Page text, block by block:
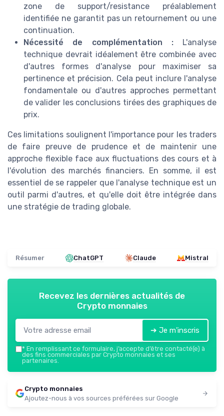
zone de support/resistance préalablement
identifiée ne garantit pas un retournement ou une
continuation.
Nécessité de complémentation :L'analyse
technique devrait idéalement être combinée avec
d'autres formes d'analyse pour maximiser sa
pertinence et précision. Cela peut inclure l'analyse
fondamentale ou d'autres approches permettant
de valider les conclusions tirées des graphiques de
prix.
Ces limitations soulignent l'importance pour les traders
de faire preuve de prudence et de maintenir une
approche flexible face aux fluctuations des cours et à
l'évolution des marchés financiers. En somme, il est
essentiel de se rappeler que l'analyse technique est un
outil parmi d'autres, et qu'elle doit être intégrée dans
une stratégie de trading globale.
Résumer ChatGPT Claude Mistral
Recevez les dernières actualités de
Crypto monnaies
➔ Je m'inscris
* En remplissant ce formulaire, j’accepte d’être contacté(e) à
des fins commerciales par Crypto monnaies et ses
partenaires.
Crypto monnaies
Ajoutez-nous à vos sources préférées sur Google